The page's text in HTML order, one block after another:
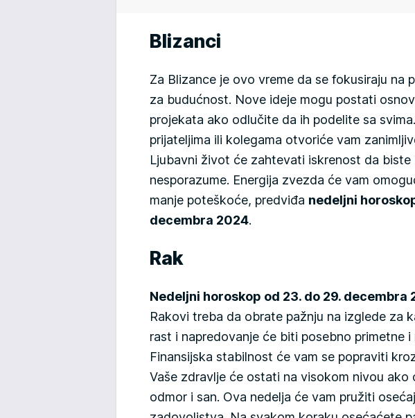
Blizanci
Za Blizance je ovo vreme da se fokusiraju na
za budućnost. Nove ideje mogu postati
projekata ako odlučite da ih podelite sa
prijateljima ili kolegama otvoriće vam
Ljubavni život će zahtevati iskrenost da biste
nesporazume. Energija zvezda će vam
manje poteškoće, predviđa nedeljni
decembra 2024.
Rak
Nedeljni horoskop od 23. do 29. decembra
Rakovi treba da obrate pažnju na izglede za
rast i napredovanje će biti posebno primetne
Finansijska stabilnost će vam se popraviti
Vaše zdravlje će ostati na visokom nivou ako
odmor i san. Ova nedelja će vam pružiti